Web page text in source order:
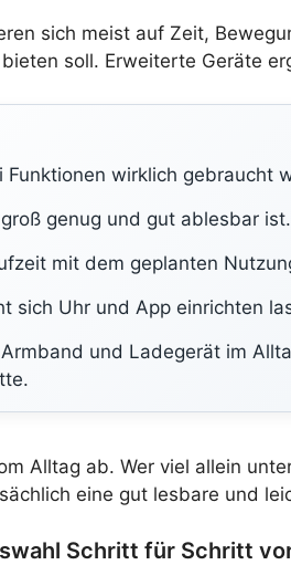
sich meist auf Zeit,
soll. Erweiterte Geräte
wirklich gebraucht
genug und gut ablesbar ist.
mit dem geplanten
sich Uhr und App einrichten
und Ladegerät im
Alltag ab. Wer viel allein
eine gut lesbare und
Schritt für Schritt